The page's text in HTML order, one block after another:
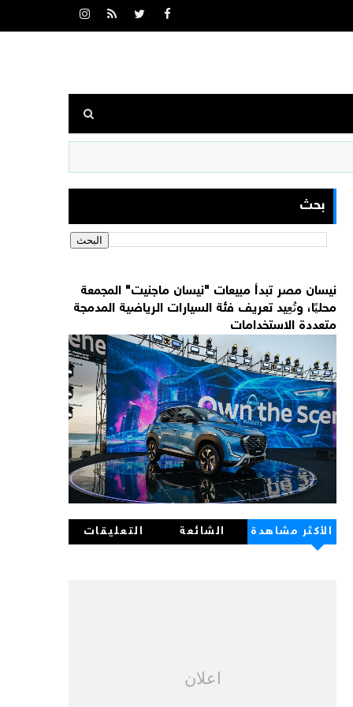
بحث
نيسان مصر تبدأ مبيعات "نيسان ماجنيت" المجمعة
محليًا، وتُعِيد تعريف فئة السيارات الرياضية المدمجة
متعددة الاستخدامات
الأكثر مشاهدة الشائعة التعليقات
اعلان